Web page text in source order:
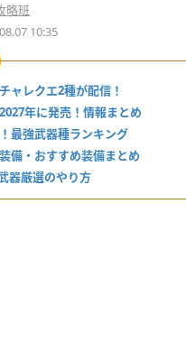
略班
10:35
ャレクエ2種が配信！
年に発売！情報まとめ
最強武器種ランキング
備・おすすめ装備まとめ
器厳選のやり方